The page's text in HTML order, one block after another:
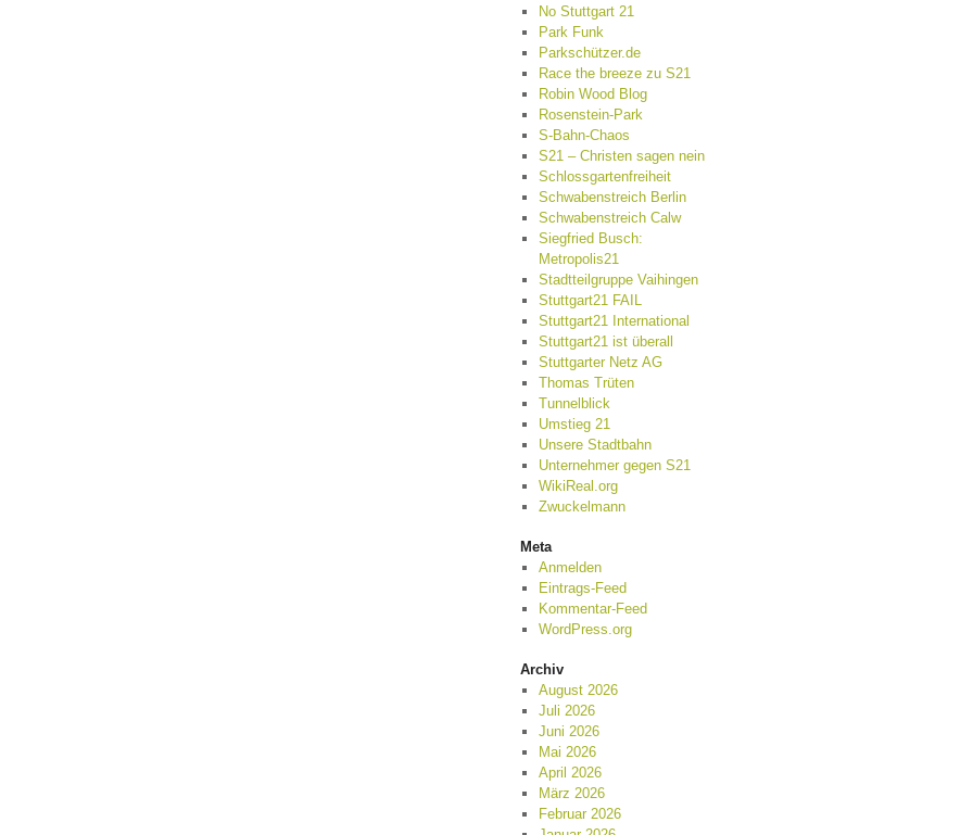
No Stuttgart 21
Park Funk
Parkschützer.de
Race the breeze zu S21
Robin Wood Blog
Rosenstein-Park
S-Bahn-Chaos
S21 – Christen sagen nein
Schlossgartenfreiheit
Schwabenstreich Berlin
Schwabenstreich Calw
Siegfried Busch:
Metropolis21
Stadtteilgruppe Vaihingen
Stuttgart21 FAIL
Stuttgart21 International
Stuttgart21 ist überall
Stuttgarter Netz AG
Thomas Trüten
Tunnelblick
Umstieg 21
Unsere Stadtbahn
Unternehmer gegen S21
WikiReal.org
Zwuckelmann
Meta
Anmelden
Eintrags-Feed
Kommentar-Feed
WordPress.org
Archiv
August 2026
Juli 2026
Juni 2026
Mai 2026
April 2026
März 2026
Februar 2026